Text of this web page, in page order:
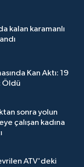
kalan karamanlı
Kan Aktı: 19
Öldü
sonra yolun
çalışan kadına
ATV'deki